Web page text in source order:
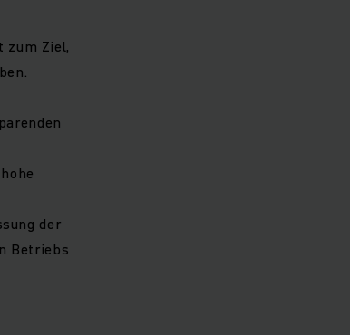
zum Ziel,
der
Betriebs